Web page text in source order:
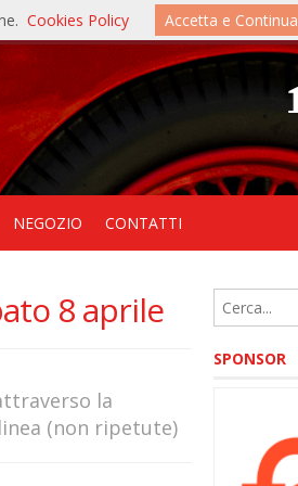
NEGOZIO CONTATTI
8 aprile
la
(non ripetute)
SPONSOR
Cookies Policy Accetta e Continua